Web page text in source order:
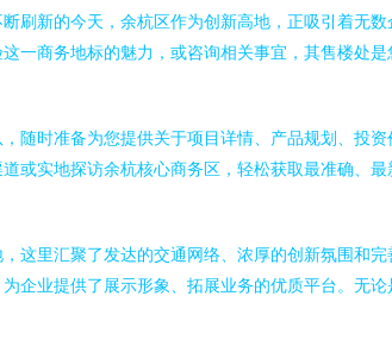
刷新的今天，余杭区作为创新高地，正吸引着无
一商务地标的魅力，或咨询相关事宜，其售楼处是
随时准备为您提供关于项目详情、产品规划、投
或实地探访余杭核心商务区，轻松获取最准确、
这里汇聚了发达的交通网络、浓厚的创新氛围和
企业提供了展示形象、拓展业务的优质平台。无